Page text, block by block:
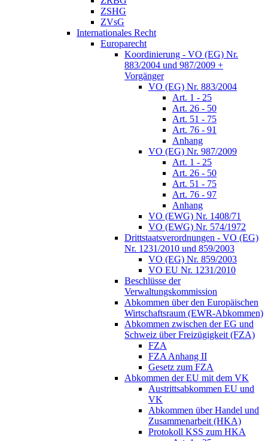
ZSHG
ZVsG
Internationales Recht
Europarecht
Koordinierung - VO (EG) Nr.
883/2004 und 987/2009 +
Vorgänger
VO (EG) Nr. 883/2004
Art. 1 - 25
Art. 26 - 50
Art. 51 - 75
Art. 76 - 91
Anhang
VO (EG) Nr. 987/2009
Art. 1 - 25
Art. 26 - 50
Art. 51 - 75
Art. 76 - 97
Anhang
VO (EWG) Nr. 1408/71
VO (EWG) Nr. 574/1972
Drittstaatsverordnungen - VO (EG)
Nr. 1231/2010 und 859/2003
VO (EG) Nr. 859/2003
VO EU Nr. 1231/2010
Beschlüsse der
Verwaltungskommission
Abkommen über den Europäischen
Wirtschaftsraum (EWR-Abkommen)
Abkommen zwischen der EG und
Schweiz über Freizügigkeit (FZA)
FZA
FZA Anhang II
Gesetz zum FZA
Abkommen der EU mit dem VK
Austrittsabkommen EU und
VK
Abkommen über Handel und
Zusammenarbeit (HKA)
Protokoll KSS zum HKA